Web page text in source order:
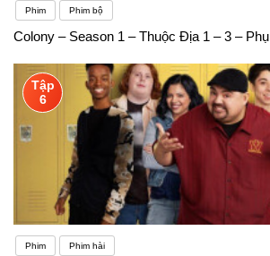
Phim Phim bộ
Colony – Season 1 – Thuộc Địa 1 – 3 –
Tập
6
Phim Phim hài